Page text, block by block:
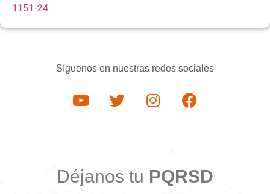
1151-24
Síguenos en nuestras redes sociales
Déjanos tu PQRSD